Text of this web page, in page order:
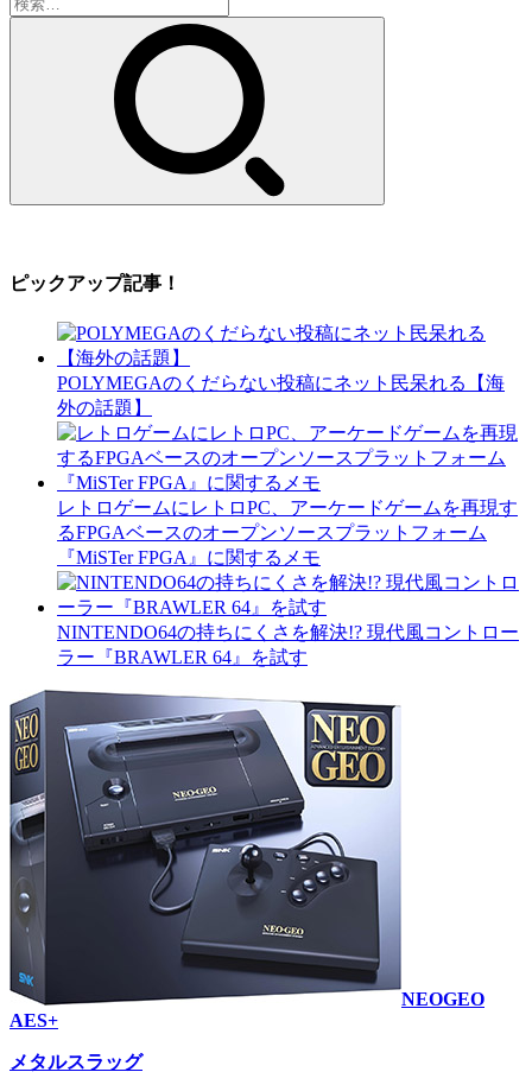
索:
ピックアップ記事！
POLYMEGAのくだらない投稿にネット民呆れる【海
外の話題】
レトロゲームにレトロPC、アーケードゲームを再現す
るFPGAベースのオープンソースプラットフォーム
『MiSTer FPGA』に関するメモ
NINTENDO64の持ちにくさを解決!? 現代風コントロー
ラー『BRAWLER 64』を試す
NEOGEO
AES+
メタルスラッグ